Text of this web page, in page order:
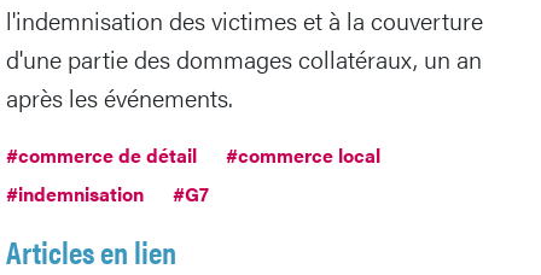
l'indemnisation des victimes et à la couverture
d'une partie des dommages collatéraux, un an
après les événements.
#commerce de détail
#commerce local
#indemnisation
#G7
Articles en lien